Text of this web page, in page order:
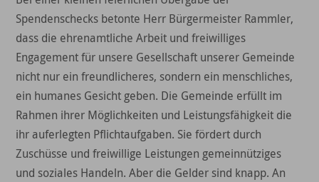
Spendenschecks betonte Herr Bürgermeister Rammler,
dass die ehrenamtliche Arbeit und freiwilliges
Engagement für unsere Gesellschaft unserer Gemeinde
nicht nur ein freundlicheres, sondern ein menschliches,
ein humanes Gesicht geben. Die Gemeinde erfüllt im
Rahmen ihrer Möglichkeiten und Leistungsfähigkeit die
ihr auferlegten Pflichtaufgaben. Sie fördert durch
Zuschüsse und freiwillige Leistungen gemeinnütziges
und soziales Handeln. Aber die Gelder sind knapp. An